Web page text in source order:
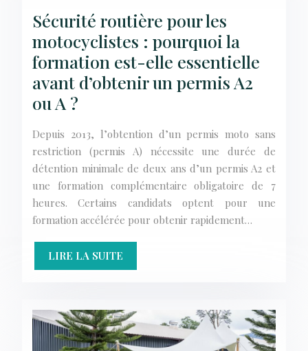
Sécurité routière pour les
motocyclistes : pourquoi la
formation est-elle essentielle
avant d’obtenir un permis A2
ou A ?
Depuis 2013, l’obtention d’un permis moto sans
restriction (permis A) nécessite une durée de
détention minimale de deux ans d’un permis A2 et
une formation complémentaire obligatoire de 7
heures. Certains candidats optent pour une
formation accélérée pour obtenir rapidement…
LIRE LA SUITE